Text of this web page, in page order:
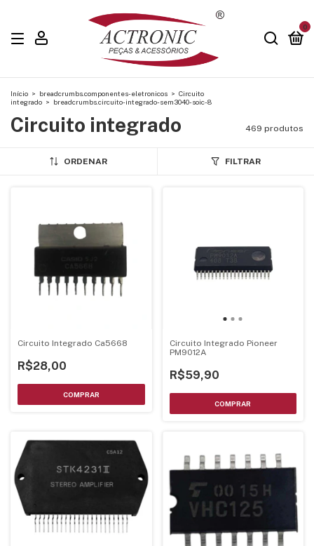
0
Início > breadcrumbs.componentes-eletronicos > Circuito
integrado > breadcrumbs.circuito-integrado-sem3040-soic-8
Circuito integrado 469 produtos
ORDENAR FILTRAR
Circuito Integrado Ca5668
R$28,00
Circuito Integrado Pioneer
PM9012A
R$59,90